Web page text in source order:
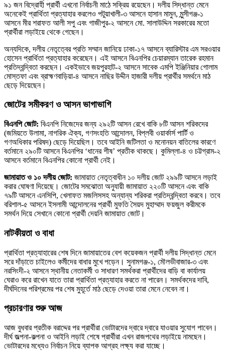
৯১ জন বিদ্রোহী প্রার্থী এখনো নির্বাচনী মাঠে সক্রিয় রয়েছেন। দলীয় সিদ্ধান্ত মেনে
অনেকেই প্রার্থিতা প্রত্যাহার করলেও পটুয়াখালী-৩ আসনে হাসান মামুন, মুন্সীগঞ্জ-১
আসনে মীর শরাফত আলী সপু এবং গাজীপুর-২ আসনে মো. সালাউদ্দিন সরকারের মতো
প্রার্থীরা লড়াইয়ে থেকে গেছেন।
অন্যদিকে, দলীয় নেতৃত্বের প্রতি সম্মান জানিয়ে ঢাকা-১৭ আসনে ব্যারিস্টার এম সরওয়ার
হোসেন প্রার্থিতা প্রত্যাহার করেছেন। এই আসনে বিএনপির চেয়ারম্যান তারেক রহমান
প্রতিদ্বন্দ্বিতা করছেন। একইভাবে জয়পুরহাট-২ আসনে সাবেক এমপি ইঞ্জিনিয়ার গোলাম
মোস্তফা এবং ব্রাহ্মণবাড়িয়া-৪ আসনে নাছির উদ্দীন হাজারী দলীয় প্রার্থীর সমর্থনে মাঠ
ছেড়ে দিয়েছেন।
জোটের সমীকরণ ও আসন ভাগাভাগি
বিএনপি জোট: বিএনপি নিজেদের জন্য ২৯২টি আসন রেখে বাকি ৮টি আসন শরিকদের
(জমিয়তে উলামা, নাগরিক ঐক্য, গণসংহতি আন্দোলন, বিপ্লবী ওয়ার্কার্স পার্টি ও
গণঅধিকার পরিষদ) ছেড়ে দিয়েছিল। তবে আইনি জটিলতা ও মনোনয়ন বাতিলের কারণে
বর্তমানে ২৯০টি আসনে বিএনপির ‘ধানের শীষ’ প্রতীক থাকছে। কুমিল্লা-৪ ও চট্টগ্রাম-২
আসনে বর্তমানে বিএনপির কোনো প্রার্থী নেই।
জামায়াত ও ১০ দলীয় জোট: জামায়াত নেতৃত্বাধীন ১০ দলীয় জোট ২৯৯টি আসনে লড়াই
করার ঘোষণা দিয়েছে। জোটের সমঝোতা অনুযায়ী জামায়াত ২২০টি আসনে এবং বাকি
৭৯টি আসনে এনসিপি, খেলাফত মজলিসসহ অন্যান্য শরিকরা প্রতিদ্বন্দ্বিতা করবে। তবে
বরিশাল-৫ আসনে ইসলামী আন্দোলনের প্রার্থী মুফতি সৈয়দ মুহাম্মাদ ফয়জুল করীমকে
সমর্থন দিয়ে সেখানে কোনো প্রার্থী দেয়নি জামায়াত জোট।
নাটকীয়তা ও বাধা
প্রার্থিতা প্রত্যাহারের শেষ দিনে জামায়াতের বেশ কয়েকজন প্রার্থী দলীয় সিদ্ধান্ত মেনে
সরে দাঁড়াতে চাইলেও কর্মীদের বাধার মুখে পড়েন। সুনামগঞ্জ-১, মৌলভীবাজার-৩ এবং
নরসিংদী-২ আসনে স্থানীয় নেতাকর্মী ও সাধারণ সমর্থকরা প্রার্থীদের বাড়ি বা কার্যালয়
ঘেরাও করে রাখেন যাতে তারা প্রার্থিতা প্রত্যাহার করতে না পারেন। সমর্থকদের দাবি,
দীর্ঘদিনের পরিশ্রমের পর শেষ মুহূর্তে মাঠ ছেড়ে দেওয়া তারা মেনে নেবেন না।
প্রচারণার শুরু আজ
আজ বুধবার প্রতীক বরাদ্দের পর প্রার্থীরা ভোটারদের দ্বারে দ্বারে যাওয়ার সুযোগ পাবেন।
দীর্ঘ জল্পনা-কল্পনা ও আইনি লড়াই শেষে প্রার্থীরা এখন রাজপথের লড়াইয়ে নামছেন।
ভোটারদের মধ্যেও নির্বাচন নিয়ে ব্যাপক আগ্রহ লক্ষ্য করা যাচ্ছে।